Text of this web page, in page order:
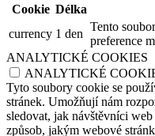
Cookie Délka
currency 1 den
Tento
preference
ANALYTICKÉ COOKIES
ANALYTICKÉ
Tyto soubory cookie se
stránek. Umožňují nám
sledovat, jak návštěvníci
způsob, jakým webové